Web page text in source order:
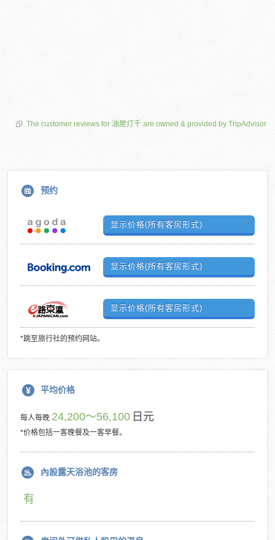
The customer reviews for 油屋灯千 are owned & provided by TripAdvisor
预约
显示价格(所有客房形式)
显示价格(所有客房形式)
显示价格(所有客房形式)
*跳至旅行社的预约网站。
平均价格
每人每晚 24,200～56,100 日元
*价格包括一客晚餐及一客早餐。
內設露天浴池的客房
有